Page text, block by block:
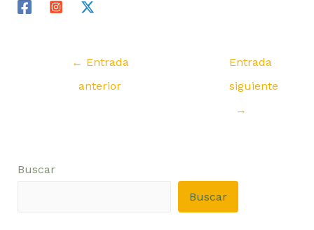
← Entrada
anterior
Entrada
siguiente
→
Buscar
Buscar